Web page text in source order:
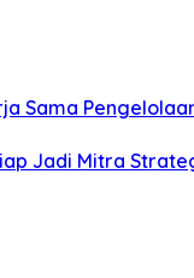
Sama
Jadi Mitra